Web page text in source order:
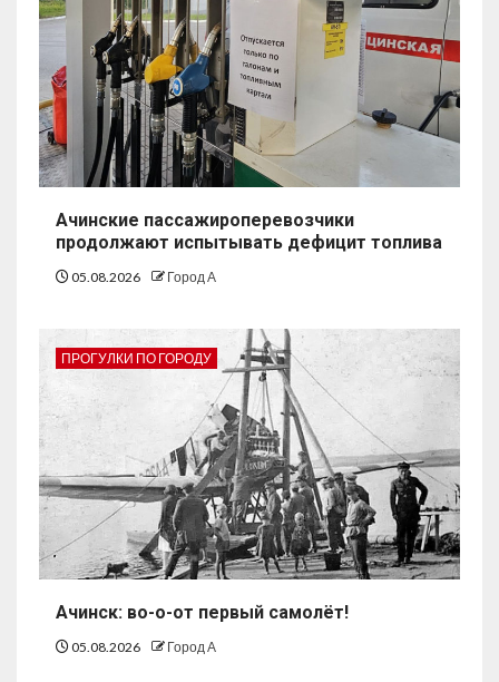
Ачинские пассажироперевозчики
продолжают испытывать дефицит топлива
05.08.2026 Город А
ПРОГУЛКИ ПО ГОРОДУ
Ачинск: во-о-от первый самолёт!
05.08.2026 Город А